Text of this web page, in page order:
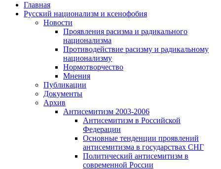
Главная
Русский национализм и ксенофобия
Новости
Проявления расизма и радикального
национализма
Противодействие расизму и радикальному
национализму
Нормотворчество
Мнения
Публикации
Документы
Архив
Антисемитизм 2003-2006
Антисемитизм в Российской
Федерации
Основные тенденции проявлений
антисемитизма в государствах СНГ
Политический антисемитизм в
современной России